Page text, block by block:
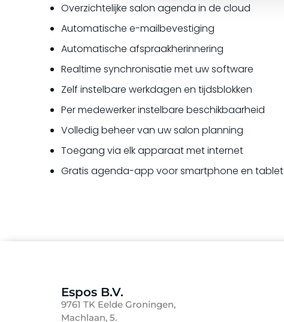
Overzichtelijke salon agenda in de cloud
Automatische e-mailbevestiging
Automatische afspraakherinnering
Realtime synchronisatie met uw software
Zelf instelbare werkdagen en tijdsblokken
Per medewerker instelbare beschikbaarheid
Volledig beheer van uw salon planning
Toegang via elk apparaat met internet
Gratis agenda-app voor smartphone en tablet
Espos B.V.
9761 TK Eelde Groningen,
Machlaan, 5.